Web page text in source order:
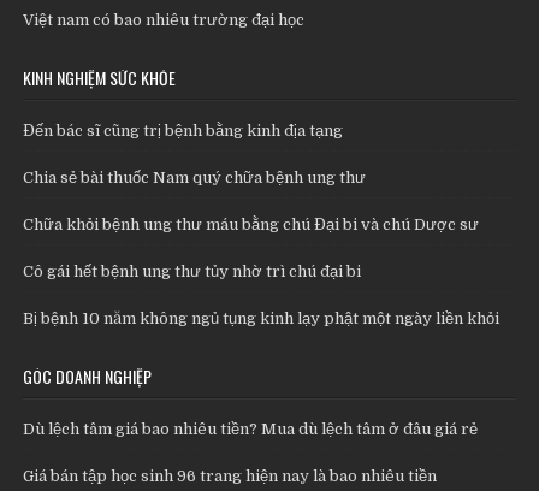
Việt nam có bao nhiêu trường đại học
KINH NGHIỆM SỨC KHỎE
Đến bác sĩ cũng trị bệnh bằng kinh địa tạng
Chia sẻ bài thuốc Nam quý chữa bệnh ung thư
Chữa khỏi bệnh ung thư máu bằng chú Đại bi và chú Dược sư
Cô gái hết bệnh ung thư tủy nhờ trì chú đại bi
Bị bệnh 10 năm không ngủ tụng kinh lạy phật một ngày liền khỏi
GÓC DOANH NGHIỆP
Dù lệch tâm giá bao nhiêu tiền? Mua dù lệch tâm ở đâu giá rẻ
Giá bán tập học sinh 96 trang hiện nay là bao nhiêu tiền